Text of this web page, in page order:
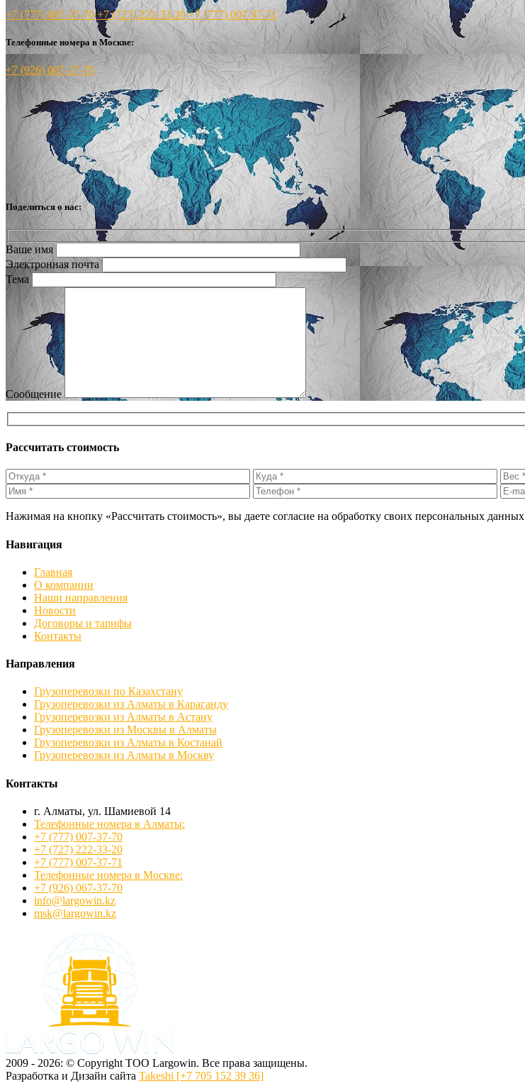
+7 (777) 007-37-70 +7 (727) 222-33-20 +7 (777) 007-37-71
Телефонные номера в Москве:
+7 (926) 067-37-70
Поделиться о нас:
Ваше имя
Электронная почта
Тема
Сообщение
Рассчитать стоимость
Нажимая на кнопку «Рассчитать стоимость», вы даете согласие на обработку своих персональных данных
Навигация
Главная
О компании
Наши направления
Новости
Договоры и тарифы
Контакты
Направления
Грузоперевозки по Казахстану
Грузоперевозки из Алматы в Караганду
Грузоперевозки из Алматы в Астану
Грузоперевозки из Москвы в Алматы
Грузоперевозки из Алматы в Костанай
Грузоперевозки из Алматы в Москву
Контакты
г. Алматы, ул. Шамиевой 14
Телефонные номера в Алматы:
+7 (777) 007-37-70
+7 (727) 222-33-20
+7 (777) 007-37-71
Телефонные номера в Москве:
+7 (926) 067-37-70
info@largowin.kz
msk@largowin.kz
2009 - 2026: © Copyright ТОО Largowin. Все права защищены.
Разработка и Дизайн сайта Takeshi [+7 705 152 39 36]